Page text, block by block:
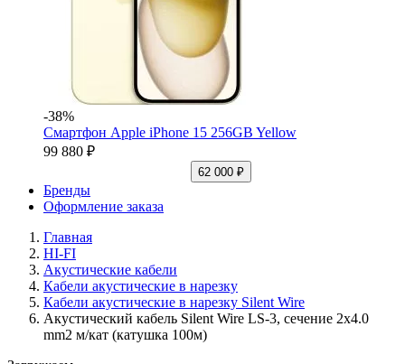
-38%
Смартфон Apple iPhone 15 256GB Yellow
99 880 ₽
62 000 ₽
Бренды
Оформление заказа
Главная
HI-FI
Акустические кабели
Кабели акустические в нарезку
Кабели акустические в нарезку Silent Wire
Акустический кабель Silent Wire LS-3, сечение 2x4.0
mm2 м/кат (катушка 100м)